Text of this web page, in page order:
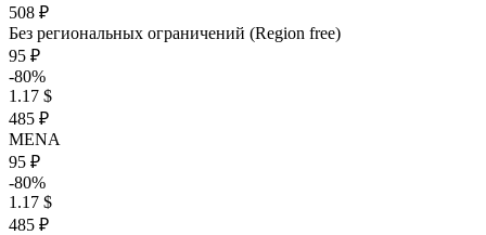
508 ₽
Без региональных ограничений (Region free)
95 ₽
-80%
1.17 $
485 ₽
MENA
95 ₽
-80%
1.17 $
485 ₽